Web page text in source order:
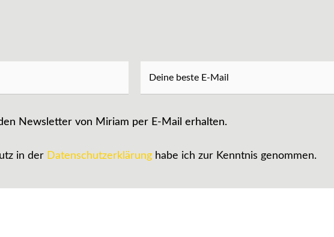
Newsletter von Miriam per E-Mail erhalten.
in der Datenschutzerklärung habe ich zur Kenntnis genommen.